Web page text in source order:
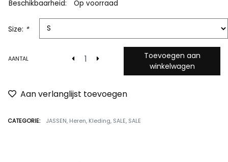
Beschikbaarheid: Op voorraad
Size: *
AANTAL
Toevoegen aan
winkelwagen
Aan verlanglijst toevoegen
CATEGORIE: JASSEN, Heren, Kleding, SALE, SALE